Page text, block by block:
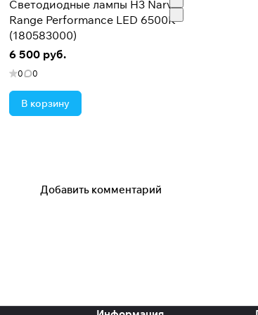
Светодиодные лампы H3 Narva
Range Performance LED 6500K
(180583000)
6 500 руб.
0 0
В корзину
Добавить комментарий